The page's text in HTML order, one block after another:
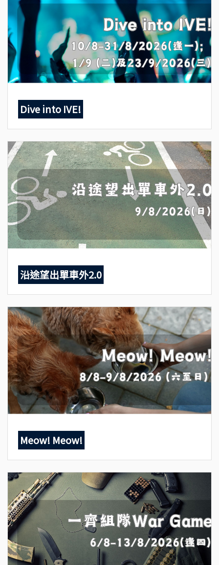
Dive into IVE!
沿途望出單車外2.0
Meow! Meow!